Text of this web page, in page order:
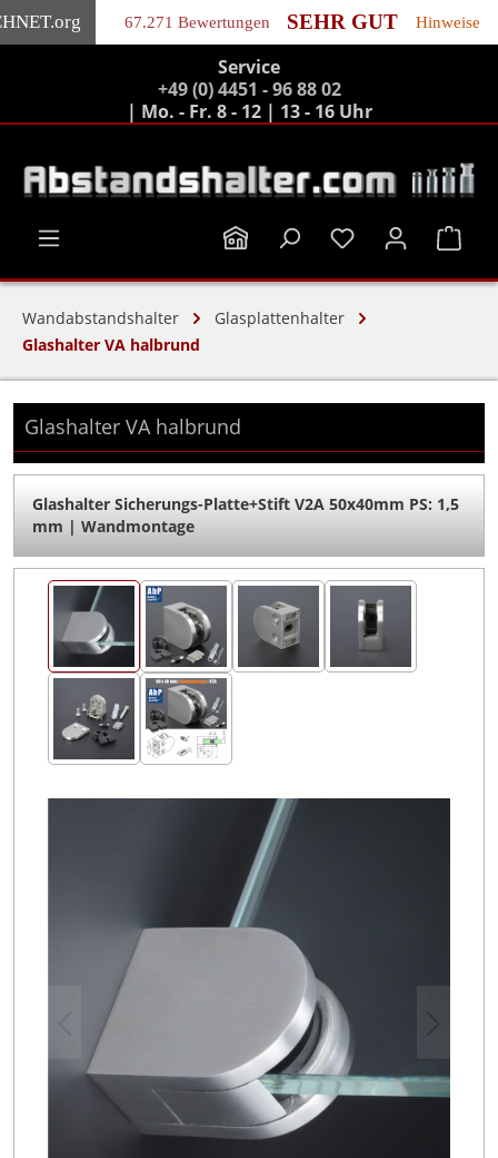
.org 67.271 Bewertungen SEHR GUT Hinweise
Zum Hauptinhalt springenService
+49 (0) 4451 - 96 88 02
| Mo. - Fr. 8 - 12 | 13 - 16 Uhr
Wandabstandshalter
Glasplattenhalter
Glashalter VA halbrund
Glashalter VA halbrund
Glashalter Sicherungs-Platte+Stift V2A 50x40mm PS: 1,5
mm | Wandmontage
Bildergalerie überspringen